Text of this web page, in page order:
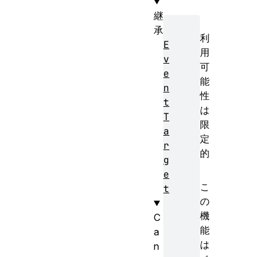
利
用
可
能
性
は
限
定
的
こ
の
機
能
は
継
承
E
v
e
n
t
T
a
r
g
e
t
C
a
n